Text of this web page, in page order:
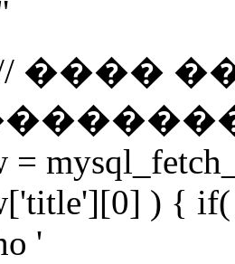
// ����
=
) { if(
'